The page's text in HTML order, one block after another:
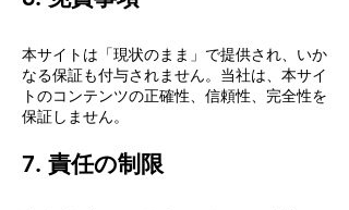
本サイトは「現状のまま」で提供され、いか
なる保証も付与されません。当社は、本サイ
トのコンテンツの正確性、信頼性、完全性を
保証しません。
7. 責任の制限